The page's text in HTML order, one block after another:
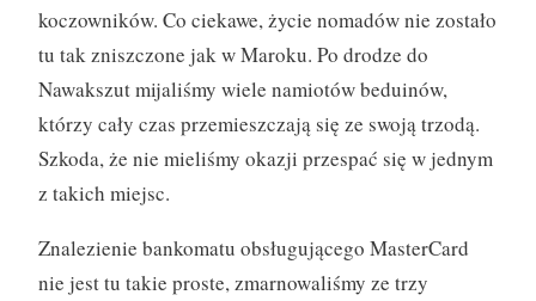
koczowników. Co ciekawe, życie nomadów nie zostało
tu tak zniszczone jak w Maroku. Po drodze do
Nawakszut mijaliśmy wiele namiotów beduinów,
którzy cały czas przemieszczają się ze swoją trzodą.
Szkoda, że nie mieliśmy okazji przespać się w jednym
z takich miejsc.
Znalezienie bankomatu obsługującego MasterCard
nie jest tu takie proste, zmarnowaliśmy ze trzy